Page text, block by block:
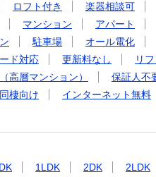
ロフト付き 楽器相談可
マンション アパート
駐車場 オール電化
ド対応
更新料なし
リ
高層マンション）
保証人不
棲向け
インターネット無料
1LDK 2DK 2LDK